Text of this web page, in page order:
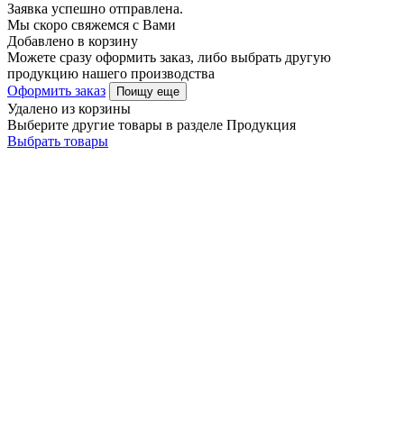
Заявка успешно отправлена.
Мы скоро свяжемся с Вами
Добавлено в корзину
Можете сразу оформить заказ, либо выбрать другую
продукцию нашего производства
Оформить заказ
Поищу еще
Удалено из корзины
Выберите другие товары в разделе Продукция
Выбрать товары